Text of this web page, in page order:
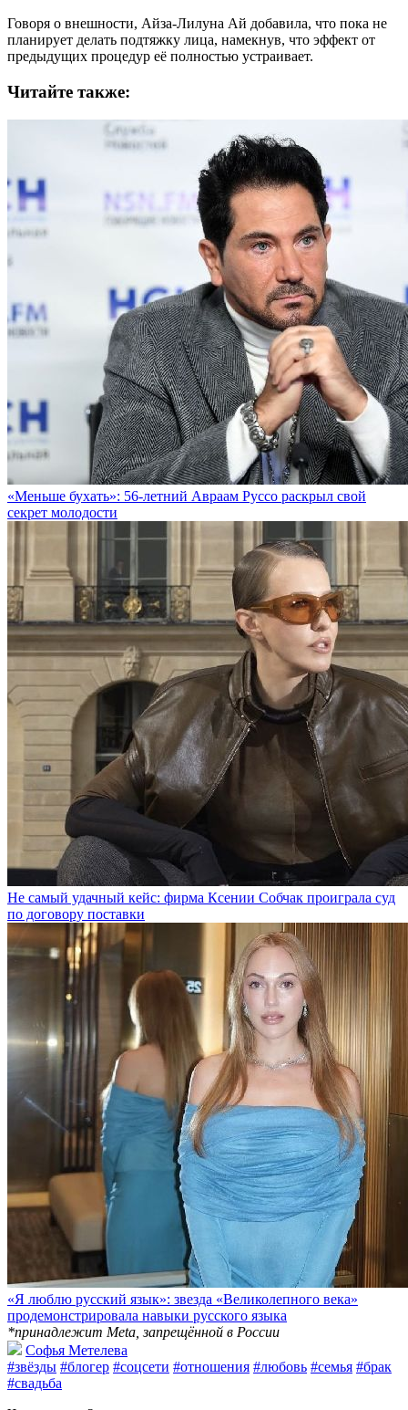
Говоря о внешности, Айза-Лилуна Ай добавила, что пока не
планирует делать подтяжку лица, намекнув, что эффект от
предыдущих процедур её полностью устраивает.
Читайте также:
«Меньше бухать»: 56-летний Авраам Руссо раскрыл свой
секрет молодости
Не самый удачный кейс: фирма Ксении Собчак проиграла суд
по договору поставки
«Я люблю русский язык»: звезда «Великолепного века»
продемонстрировала навыки русского языка
*принадлежит Meta, запрещённой в России
Софья Метелева
#звёзды #блогер #соцсети #отношения #любовь #семья #брак
#свадьба